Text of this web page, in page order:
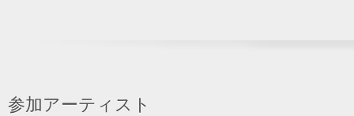
参加アーティスト